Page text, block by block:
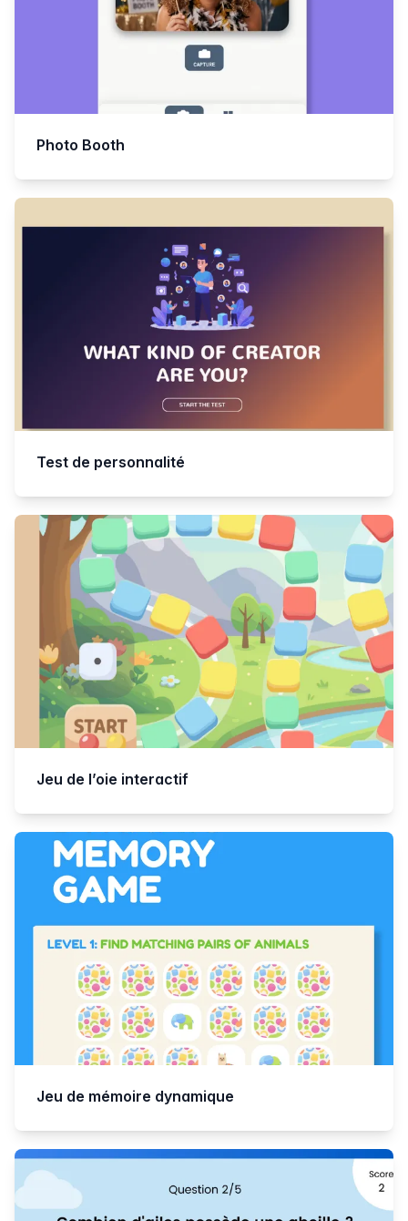
Photo Booth
Test de personnalité
Jeu de l’oie interactif
Jeu de mémoire dynamique